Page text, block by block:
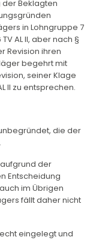
Beklagten
in Lohngruppe 7
AL II, aber nach §
Revision ihren
begehrt mit
seiner Klage
II zu entsprechen.
die der
der
Entscheidung
im Übrigen
fällt daher nicht
eingelegt und